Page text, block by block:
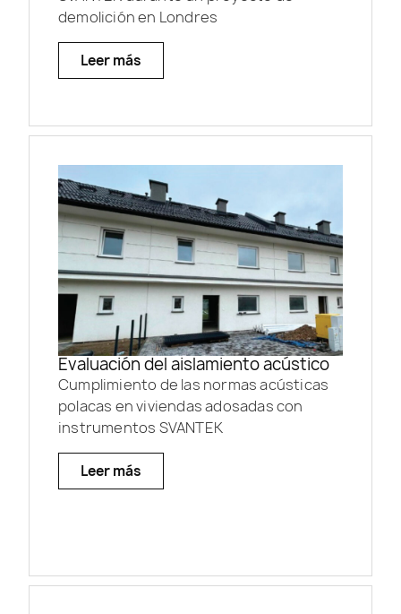
demolición en Londres
Leer más
Evaluación del aislamiento acústico
Cumplimiento de las normas acústicas
polacas en viviendas adosadas con
instrumentos SVANTEK
Leer más